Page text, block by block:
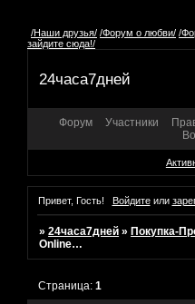
/Наши друзья/ /Форум о любви/ /
зайдите сюда!/
24часа7дней
Форум Участники
Привет, Гость! Войдитеили
»24часа7дней »Покупка-
Online…
Страница:1